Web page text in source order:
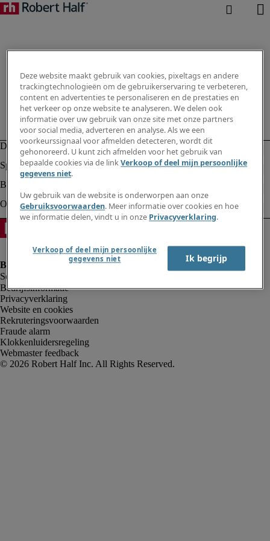
Bedrijfsinformatie
Privacyverklaring
Website en cookies
Rekruteringsvoorwaarden
Fraude alarm
Klokkenluidersregeling
Webmaster feedback
Deze website maakt gebruik van cookies, pixeltags en andere
trackingtechnologieën om de gebruikerservaring te verbeteren,
content en advertenties te personaliseren en de prestaties en
het verkeer op onze website te analyseren. We delen ook
informatie over uw gebruik van onze site met onze partners
voor social media, adverteren en analyse. Als we een
voorkeurssignaal voor afmelden detecteren, wordt dit
gehonoreerd. U kunt zich afmelden voor het gebruik van
bepaalde cookies via de linkVerkoop of deel mijn persoonlijke
gegevens niet.
Uw gebruik van de website is onderworpen aan onze
Gebruiksvoorwaarden. Meer informatie over cookies en hoe
we informatie delen, vindt u in onze Privacyverklaring.
Verkoop of deel mijn persoonlijke
gegevens niet
Ik begrijp